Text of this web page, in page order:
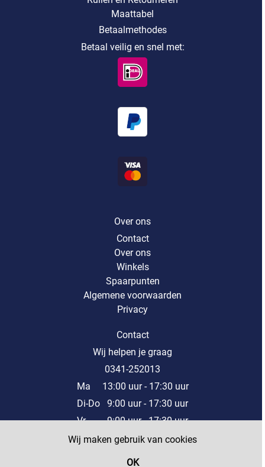
Wij maken gebruik van cookies
OK
Maattabel
Betaalmethodes
Betaal veilig en snel met:
Over ons
Contact
Over ons
Winkels
Spaarpunten
Algemene voorwaarden
Privacy
Contact
Wij helpen je graag
0341-252013
Ma 13:00 uur - 17:30 uur
Di-Do 9:00 uur - 17:30 uur
Vr 9:00 uur - 17:30 uur
Za 9:00 uur - 17:00 uur